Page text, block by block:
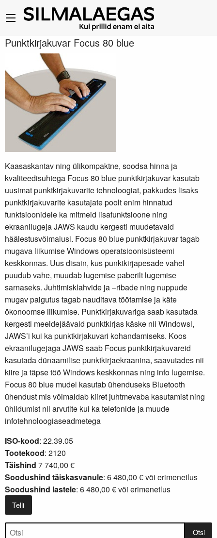
Punktkirjakuvar Focus 80 blue
Kaasaskantav ning ülikompaktne, soodsa hinna ja
kvaliteedisuhtega Focus 80 blue punktkirjakuvar kasutab
uusimat punktkirjakuvarite tehnoloogiat, pakkudes lisaks
punktkirjakuvarite kasutajate poolt enim hinnatud
funktsioonidele ka mitmeid lisafunktsioone ning
ekraanilugeja JAWS kaudu kergesti muudetavaid
häälestusvõimalusi. Focus 80 blue punktkirjakuvar tagab
mugava liikumise Windows operatsioonisüsteemi
keskkonnas. Uus disain, kus punktkirjapesade vahel
puudub vahe, muudab lugemise paberilt lugemise
sarnaseks. Juhtimisklahvide ja –ribade ning nuppude
mugav paigutus tagab nauditava töötamise ja käte
ökonoomse liikumise. Punktkirjakuvariga saab kasutada
kergesti meeldejäävaid punktkirjas käske nii Windowsi,
JAWS’i kui ka punktkirjakuvari kohandamiseks. Koos
ekraanilugejaga JAWS saab Focus punktkirjakuvareid
kasutada dünaamilise punktkirjaekraanina, saavutades nii
kiire ja täpse töö Windows keskkonnas ning info lugemise.
Focus 80 blue mudel kasutab ühenduseks Bluetooth
ühendust mis võimaldab kiiret juhtmevaba kasutamist ning
ühildumist nii arvutite kui ka telefonide ja muude
infotehnoloogiaseadmetega
ISO-kood: 22.39.05
Tootekood: 2120
Täishind 7 740,00 €
Soodushind täiskasvanule: 6 480,00 € või erimenetlus
Soodushind lastele: 6 480,00 € või erimenetlus
Telli
Tootepuu Otsi